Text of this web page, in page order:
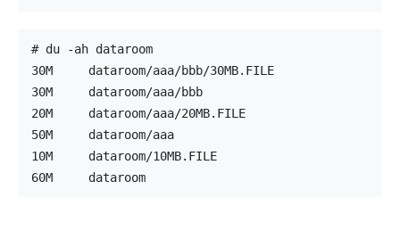
# du -ah dataroom
30M     dataroom/aaa/bbb/30MB.FILE
30M     dataroom/aaa/bbb
20M     dataroom/aaa/20MB.FILE
50M     dataroom/aaa
10M     dataroom/10MB.FILE
60M     dataroom